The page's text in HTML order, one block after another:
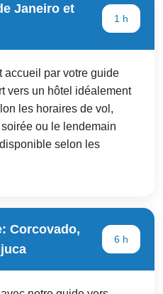
Janeiro et
1 h
accueil par votre guide
vers un hôtel idéalement
les horaires de vol,
soirée ou le lendemain
selon les
Corcovado,
6 h